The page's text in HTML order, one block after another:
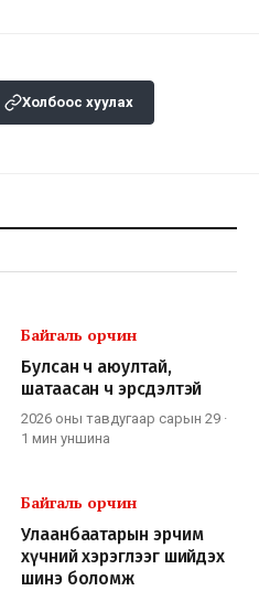
Холбоос хуулах
Байгаль орчин
Булсан ч аюултай,
шатаасан ч эрсдэлтэй
2026 оны тавдугаар сарын 29 ·
1 мин уншина
Байгаль орчин
Улаанбаатарын эрчим
хүчний хэрэглээг шийдэх
шинэ боломж